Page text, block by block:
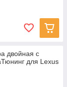
двойная с
для Lexus